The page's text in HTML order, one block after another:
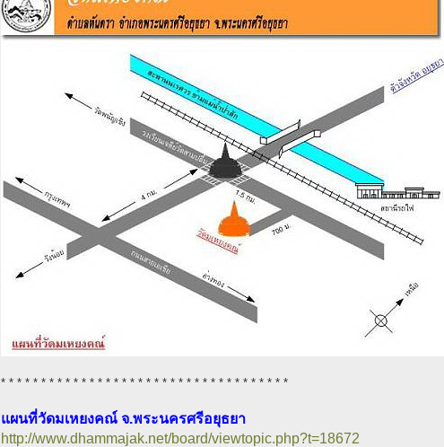
* * * * * * * * * * * * * * * * * * * * * * * * * * * * * * * * * * * *
แผนที่วัดมเหยงคณ์ จ.พระนครศรีอยุธยา
http://www.dhammajak.net/board/viewtopic.php?t=18672